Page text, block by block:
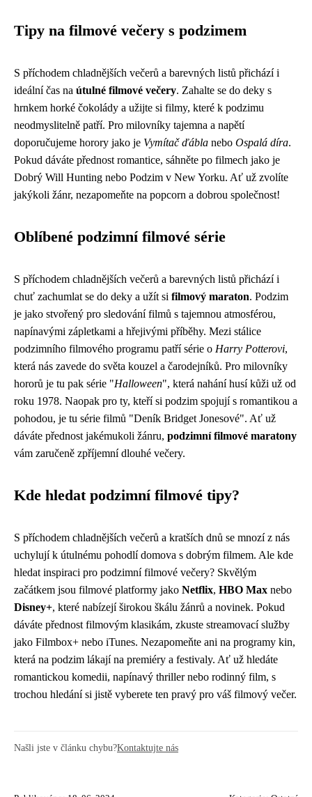
Tipy na filmové večery s podzimem
S příchodem chladnějších večerů a barevných listů přichází i
ideální čas na útulné filmové večery. Zahalte se do deky s
hrnkem horké čokolády a užijte si filmy, které k podzimu
neodmyslitelně patří. Pro milovníky tajemna a napětí
doporučujeme horory jako je Vymítač ďábla nebo Ospalá díra.
Pokud dáváte přednost romantice, sáhněte po filmech jako je
Dobrý Will Hunting nebo Podzim v New Yorku. Ať už zvolíte
jakýkoli žánr, nezapomeňte na popcorn a dobrou společnost!
Oblíbené podzimní filmové série
S příchodem chladnějších večerů a barevných listů přichází i
chuť zachumlat se do deky a užít si filmový maraton. Podzim
je jako stvořený pro sledování filmů s tajemnou atmosférou,
napínavými zápletkami a hřejivými příběhy. Mezi stálice
podzimního filmového programu patří série o Harry Potterovi,
která nás zavede do světa kouzel a čarodejníků. Pro milovníky
hororů je tu pak série "Halloween", která nahání husí kůži už od
roku 1978. Naopak pro ty, kteří si podzim spojují s romantikou a
pohodou, je tu série filmů "Deník Bridget Jonesové". Ať už
dáváte přednost jakémukoli žánru, podzimní filmové maratony
vám zaručeně zpříjemní dlouhé večery.
Kde hledat podzimní filmové tipy?
S příchodem chladnějších večerů a kratších dnů se mnozí z nás
uchylují k útulnému pohodlí domova s ​​dobrým filmem. Ale kde
hledat inspiraci pro podzimní filmové večery? Skvělým
začátkem jsou filmové platformy jako Netflix, HBO Max nebo
Disney+, které nabízejí širokou škálu žánrů a novinek. Pokud
dáváte přednost filmovým klasikám, zkuste streamovací služby
jako Filmbox+ nebo iTunes. Nezapomeňte ani na programy kin,
která na podzim lákají na premiéry a festivaly. Ať už hledáte
romantickou komedii, napínavý thriller nebo rodinný film, s
trochou hledání si jistě vyberete ten pravý pro váš filmový večer.
Našli jste v článku chybu?Kontaktujte nás